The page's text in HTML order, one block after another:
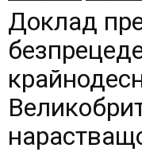
Доклад